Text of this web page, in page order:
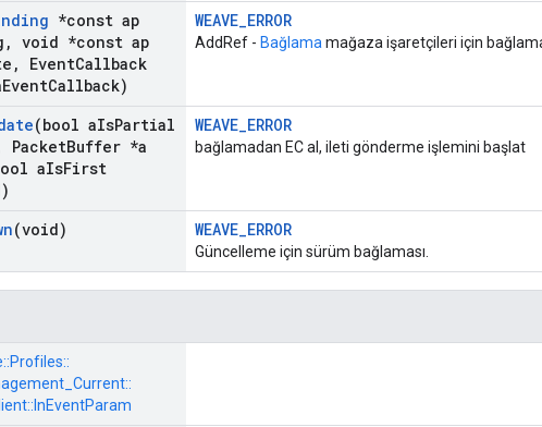
*const ap
, void *const ap
, EventCallback
EventCallback)
WEAVE_ERROR
AddRef - Bağlama mağaza işaretçileri için
(bool aIsPartial
PacketBuffer *a
aIsFirst
WEAVE_ERROR
bağlamadan EC al, ileti gönderme işlemini başlat
(void) WEAVE_ERROR
Güncelleme için sürüm bağlaması.
Profiles::
InEventParam